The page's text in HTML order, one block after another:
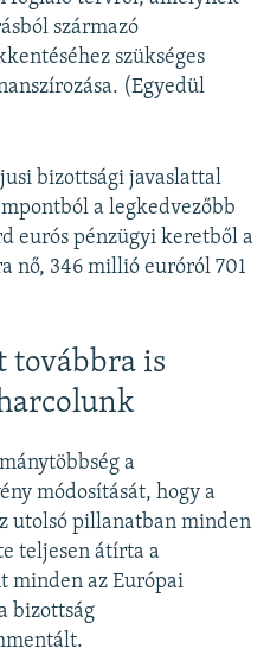
származó
szükséges
(Egyedül
bizottsági javaslattal
a legkedvezőbb
eurós pénzügyi keretből a
nő, 346 millió euróról 701
továbbra is
a
módosítását, hogy a
utolsó pillanatban minden
teljesen átírta a
minden az Európai
bizottság